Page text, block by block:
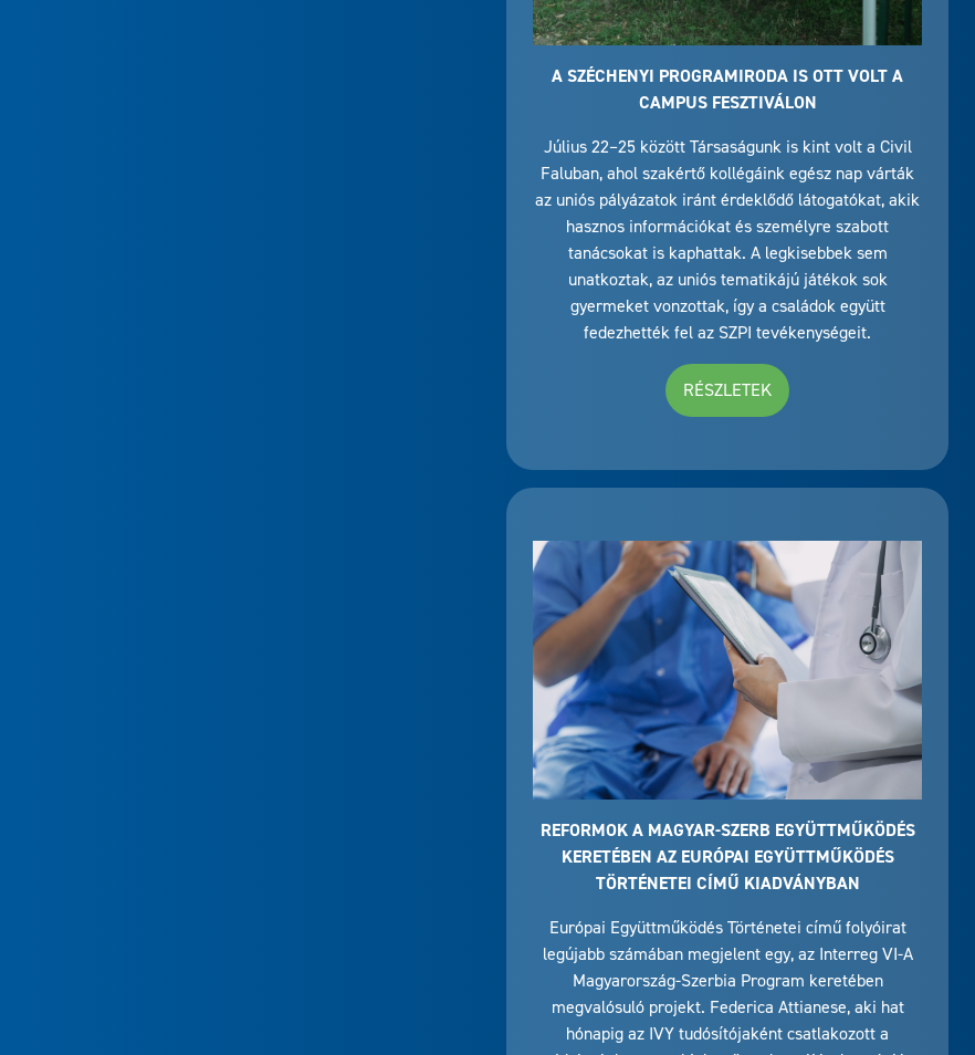
A SZÉCHENYI PROGRAMIRODA IS OTT VOLT A
CAMPUS FESZTIVÁLON
Július 22–25 között Társaságunk is kint volt a Civil
Faluban, ahol szakértő kollégáink egész nap várták
az uniós pályázatok iránt érdeklődő látogatókat, akik
hasznos információkat és személyre szabott
tanácsokat is kaphattak. A legkisebbek sem
unatkoztak, az uniós tematikájú játékok sok
gyermeket vonzottak, így a családok együtt
fedezhették fel az SZPI tevékenységeit.
RÉSZLETEK
REFORMOK A MAGYAR-SZERB EGYÜTTMŰKÖDÉS
KERETÉBEN AZ EURÓPAI EGYÜTTMŰKÖDÉS
TÖRTÉNETEI CÍMŰ KIADVÁNYBAN
Európai Együttműködés Történetei című folyóirat
legújabb számában megjelent egy, az Interreg VI-A
Magyarország-Szerbia Program keretében
megvalósuló projekt. Federica Attianese, aki hat
hónapig az IVY tudósítójaként csatlakozott a